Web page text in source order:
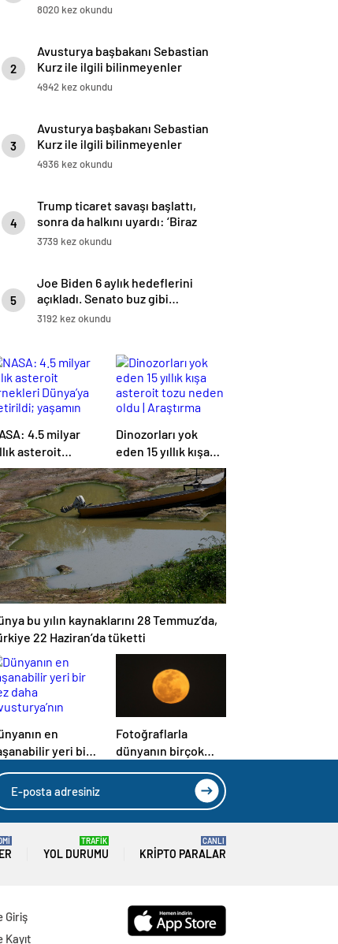
8020 kez okundu
2
Avusturya başbakanı Sebastian
Kurz ile ilgili bilinmeyenler
4942 kez okundu
3
Avusturya başbakanı Sebastian
Kurz ile ilgili bilinmeyenler
4936 kez okundu
4
Trump ticaret savaşı başlattı,
sonra da halkını uyardı: ‘Biraz
acı çekebilirsiniz’
3739 kez okundu
5
Joe Biden 6 aylık hedeflerini
açıkladı. Senato buz gibi…
3192 kez okundu
4.5 milyar
asteroit
Dünya’ya
yaşamın
ışık
Dinozorları yok
eden 15 yıllık kışa
asteroit tozu neden
oldu | Araştırma
bu yılın kaynaklarını 28 Temmuz’da,
22 Haziran’da tüketti
en
yeri bir
Viyana
Fotoğraflarla
dünyanın birçok
YOL DURUMU
TRAFİK
KRIPTO PARALAR
CANLI
Giriş
Kayıt